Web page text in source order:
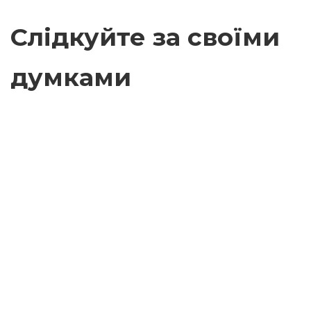
Слідкуйте за своїми
думками